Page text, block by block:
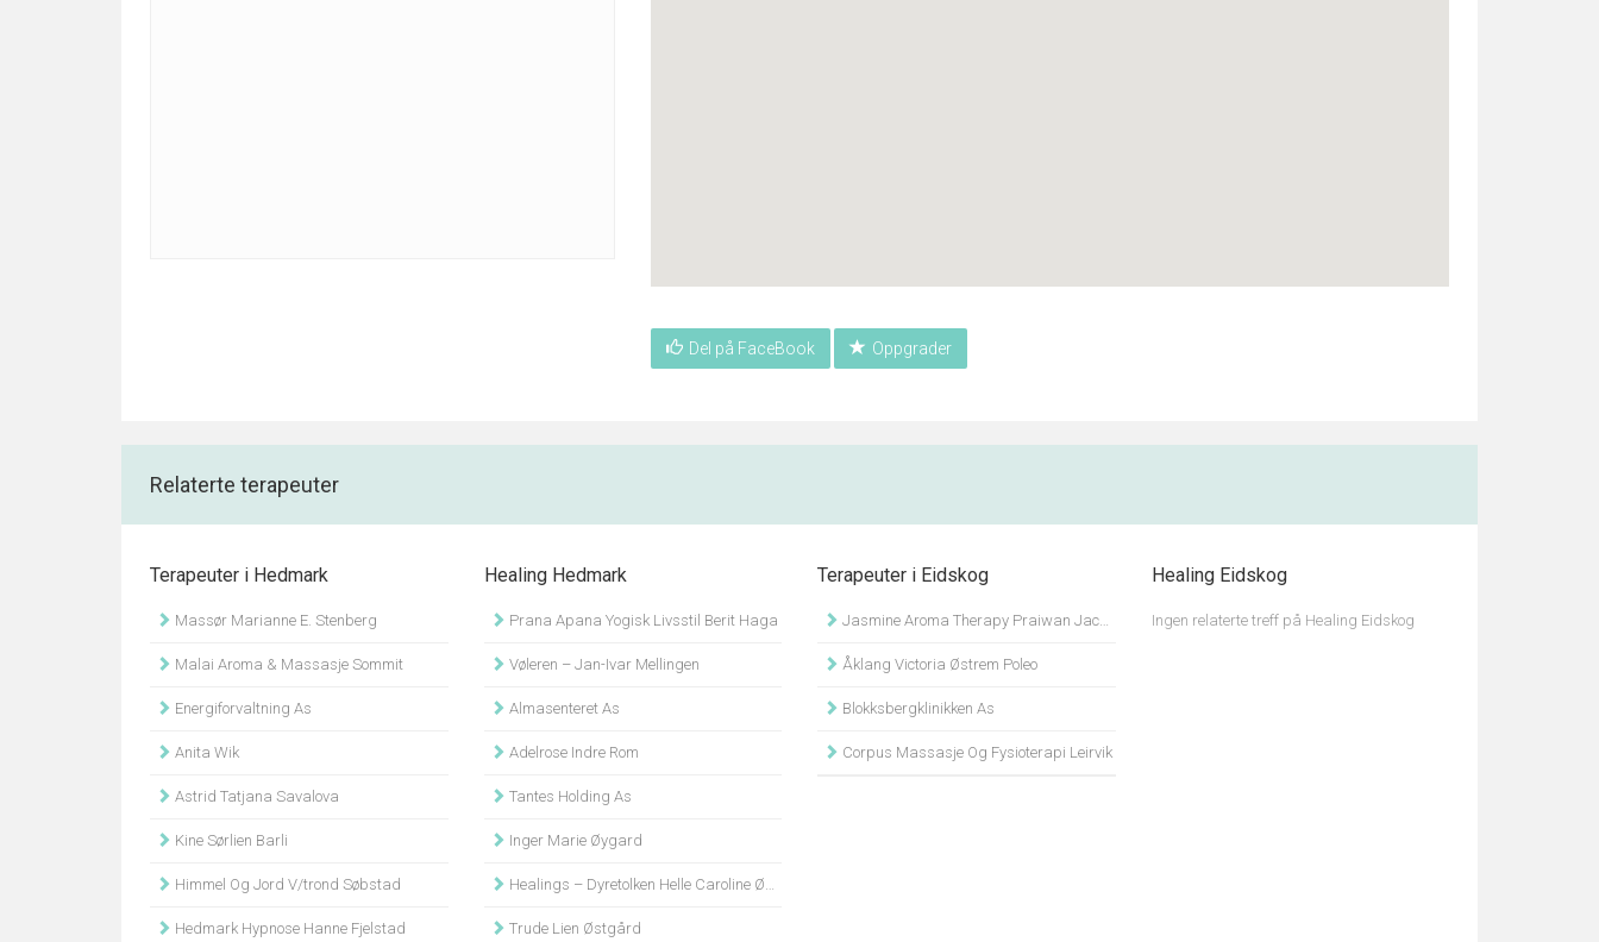
Del på FaceBook Oppgrader
Relaterte terapeuter
Terapeuter i Hedmark
Massør Marianne E. Stenberg
Malai Aroma & Massasje Sommit
Energiforvaltning As
Anita Wik
Astrid Tatjana Savalova
Kine Sørlien Barli
Himmel Og Jord V/trond Søbstad
Hedmark Hypnose Hanne Fjelstad
Healing Hedmark
Prana Apana Yogisk Livsstil Berit Haga
Vøleren – Jan-Ivar Mellingen
Almasenteret As
Adelrose Indre Rom
Tantes Holding As
Inger Marie Øygard
Healings – Dyretolken Helle Caroline Ødemark
Trude Lien Østgård
Terapeuter i Eidskog
Jasmine Aroma Therapy Praiwan Jacobsen
Åklang Victoria Østrem Poleo
Blokksbergklinikken As
Corpus Massasje Og Fysioterapi Leirvik
Healing Eidskog
Ingen relaterte treff på Healing Eidskog